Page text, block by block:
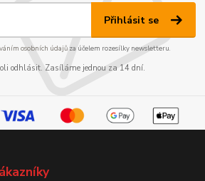
Přihlásit se
osobních údajůza účelem rozesílky newsletteru.
odhlásit. Zasíláme jednou za 14 dní.